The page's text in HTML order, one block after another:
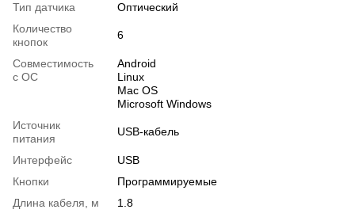
Тип датчика
Оптический
Количество
кнопок
6
Совместимость
с ОС
Android
Linux
Mac OS
Microsoft Windows
Источник
питания
USB-кабель
Интерфейс
USB
Кнопки
Программируемые
Длина кабеля, м
1.8